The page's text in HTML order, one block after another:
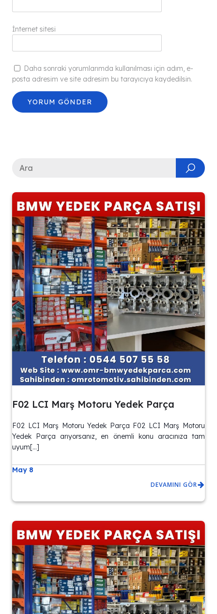
İnternet sitesi
Daha sonraki yorumlarımda kullanılması için adım, e-
posta adresim ve site adresim bu tarayıcıya kaydedilsin.
F02 LCI Marş Motoru Yedek Parça
F02 LCI Marş Motoru Yedek Parça F02 LCI Marş Motoru
Yedek Parça arıyorsanız, en önemli konu aracınıza tam
uyum[…]
May 8
DEVAMINI GÖR